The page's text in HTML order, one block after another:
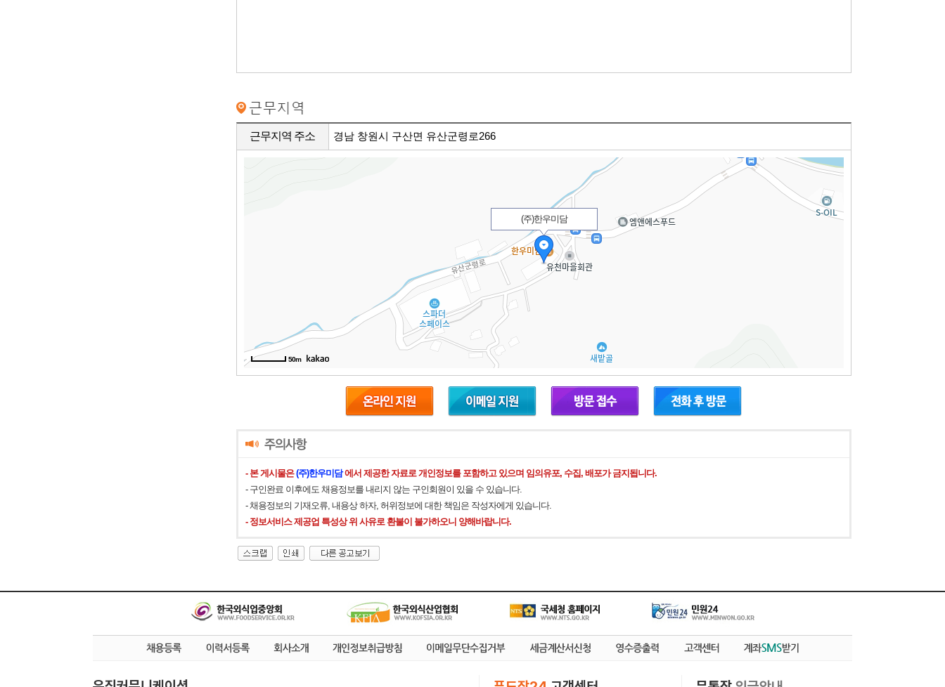
근무지역 주소 경남 창원시 구산면 유산군령로266
50m
(주)한우미담
50m
- 본 게시물은(주)한우미담에서 제공한 자료로 개인정보를 포함하고 있으며 임의유포, 수집, 배포가 금지됩니다.
- 구인완료 이후에도 채용정보를 내리지 않는 구인회원이 있을 수 있습니다.
- 채용정보의 기재오류, 내용상 하자, 허위정보에 대한 책임은 작성자에게 있습니다.
- 정보서비스 제공업 특성상 위 사유로 환불이 불가하오니 양해바랍니다.